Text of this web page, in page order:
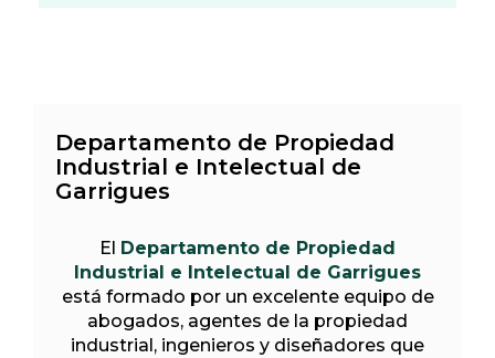
Departamento de Propiedad
Industrial e Intelectual de
Garrigues
El
Departamento de Propiedad
Industrial e Intelectual de Garrigues
está formado por un excelente equipo de
abogados, agentes de la propiedad
industrial, ingenieros y diseñadores que